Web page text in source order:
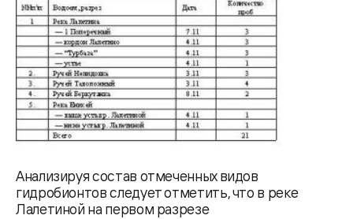
Анализируя состав отмеченных видов
гидробионтов следует отметить, что в реке
Лалетиной на первом разрезе